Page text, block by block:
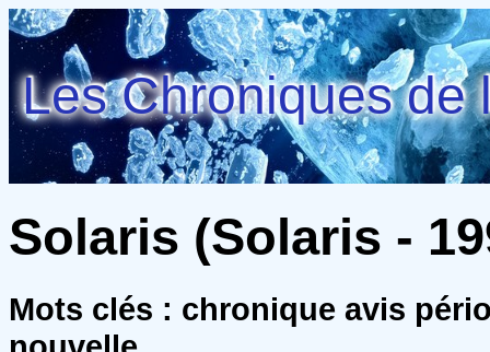
Les Chroniques de
Solaris (Solaris -
Mots clés : chronique avis